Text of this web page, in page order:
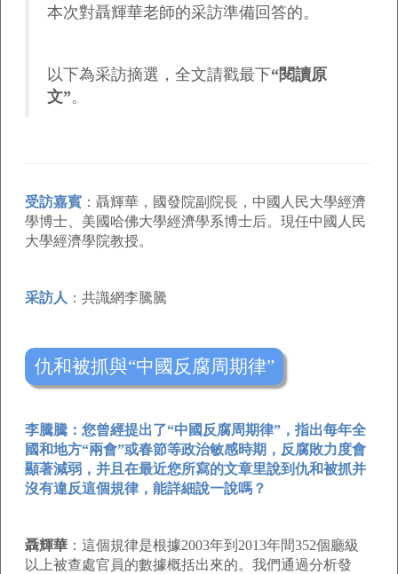
本次對聶輝華老師的采訪準備回答的。
以下為采訪摘選，全文請戳最下“閱讀原
文”。
受訪嘉賓 ：聶輝華，國發院副院長，中國人民大學經濟
學博士、美國哈佛大學經濟學系博士后。現任中國人民
大學經濟學院教授。
采訪人 ：共識網李騰騰
仇和被抓與“中國反腐周期律”
李騰騰：您曾經提出了“中國反腐周期律”，指出每年全
國和地方“兩會”或春節等政治敏感時期，反腐敗力度會
顯著減弱，并且在最近您所寫的文章里說到仇和被抓并
沒有違反這個規律，能詳細說一說嗎？
聶輝華 ：這個規律是根據2003年到2013年間352個廳級
以上被查處官員的數據概括出來的。我們通過分析發